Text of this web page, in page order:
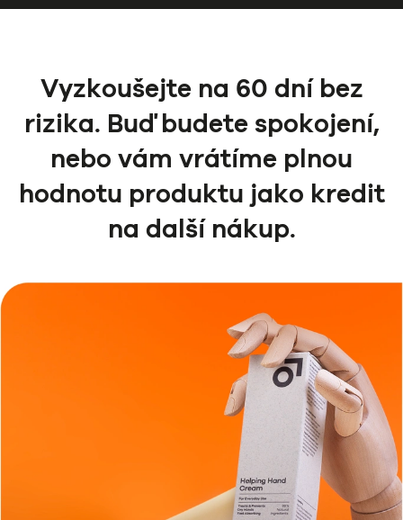
Vyzkoušejte na 60 dní bez
rizika. Buď budete spokojení,
nebo vám vrátíme plnou
hodnotu produktu jako kredit
na další nákup.